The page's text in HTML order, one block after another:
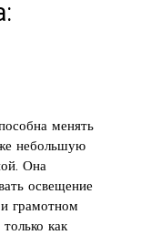
менять
небольшую
Она
освещение
грамотном
как